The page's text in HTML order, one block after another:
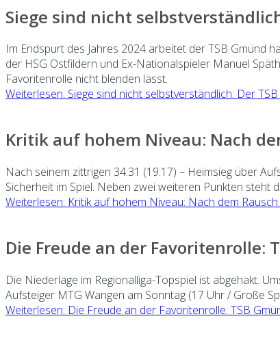
Siege sind nicht
Im Endspurt des Jahres 2024 arbeitet der TSB Gmünd
der HSG Ostfildern und Ex-Nationalspieler Manuel
Favoritenrolle nicht blenden lässt.
Weiterlesen: Siege sind nicht selbstverständlich: Der
Kritik auf hohem Niveau: Nach
Nach seinem zittrigen 34:31 (19:17) – Heimsieg über
Sicherheit im Spiel. Neben zwei weiteren Punkten steht
Weiterlesen: Kritik auf hohem Niveau: Nach dem
Die Freude an der Favoritenrolle:
Die Niederlage im Regionalliga-Topspiel ist abgehakt.
Aufsteiger MTG Wangen am Sonntag (17 Uhr / Große
Weiterlesen: Die Freude an der Favoritenrolle: TSB